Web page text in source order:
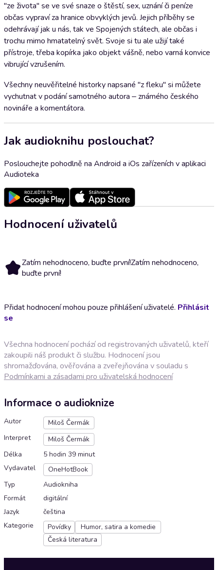
"ze života" se ve své snaze o štěstí, sex, uznání či peníze
občas vypraví za hranice obvyklých jevů. Jejich příběhy se
odehrávají jak u nás, tak ve Spojených státech, ale občas i
trochu mimo hmatatelný svět. Svoje si tu ale užijí také
přístroje, třeba kopírka jako objekt vášně, nebo varná konvice
vibrující vzrušením.
Všechny neuvěřitelné historky napsané "z fleku" si můžete
vychutnat v podání samotného autora ‒ známého českého
novináře a komentátora.
Jak audioknihu poslouchat?
Poslouchejte pohodlně na Android a iOs zařízeních v aplikaci
Audioteka
Hodnocení uživatelů
Zatím nehodnoceno, buďte první!Zatím nehodnoceno,
buďte první!
Přidat hodnocení mohou pouze přihlášení uživatelé. Přihlásit
se
Všechna hodnocení pochází od registrovaných uživatelů, kteří
zakoupili náš produkt či službu. Hodnocení jsou
shromažďována, ověřována a zveřejňována v souladu s
Podmínkami a zásadami pro uživatelská hodnocení
Informace o audioknize
Autor
Miloš Čermák
Interpret
Miloš Čermák
Délka
5 hodin 39 minut
Vydavatel
OneHotBook
Typ
Audiokniha
Formát
digitální
Jazyk
čeština
Kategorie
Povídky
Humor, satira a komedie
Česká literatura